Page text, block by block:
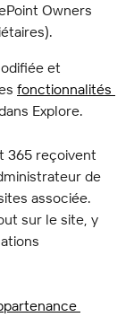
Owners
et
fonctionnalités
Explore.
365 reçoivent
de
associée.
sur le site, y